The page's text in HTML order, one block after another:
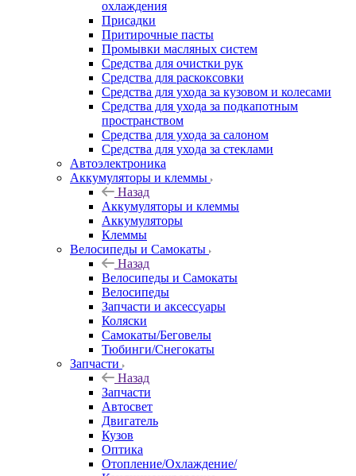
охлаждения
Присадки
Притирочные пасты
Промывки масляных систем
Средства для очистки рук
Средства для раскоксовки
Средства для ухода за кузовом и колесами
Средства для ухода за подкапотным
пространством
Средства для ухода за салоном
Средства для ухода за стеклами
Автоэлектроника
Аккумуляторы и клеммы
Назад
Аккумуляторы и клеммы
Аккумуляторы
Клеммы
Велосипеды и Самокаты
Назад
Велосипеды и Самокаты
Велосипеды
Запчасти и аксессуары
Коляски
Самокаты/Беговелы
Тюбинги/Снегокаты
Запчасти
Назад
Запчасти
Автосвет
Двигатель
Кузов
Оптика
Отопление/Охлаждение/